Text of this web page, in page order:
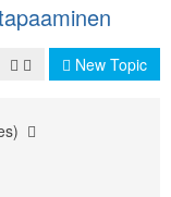
New Topic